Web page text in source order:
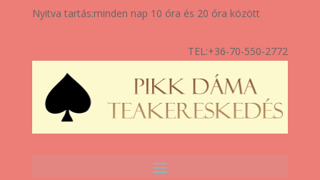
Nyitva tartás:minden nap 10 óra és 20 óra között
TEL:+36-70-550-2772